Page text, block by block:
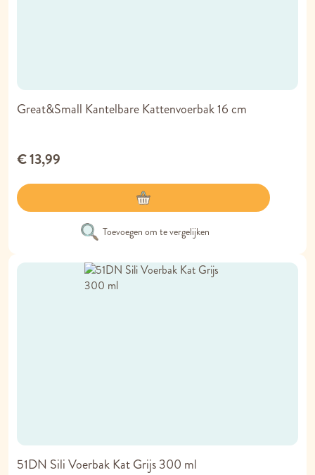
Great&Small Kantelbare Kattenvoerbak 16 cm
€ 13,99
Toevoegen om te vergelijken
51DN Sili Voerbak Kat Grijs 300 ml